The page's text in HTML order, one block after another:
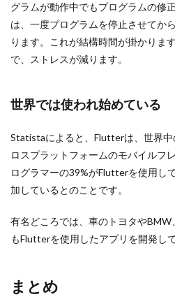
グラムが動作中でもプログラムの修
は、一度プログラムを停止させてか
ります。これが結構時間が掛かりま
で、ストレスが減ります。
世界では使われ始めている
Statistaによると、Flutterは、世界中
ロスプラットフォームのモバイルフ
ログラマーの39%がFlutterを使用し
加しているとのことです。
有名どころでは、車のトヨタや
もFlutterを使用したアプリを開発して
まとめ